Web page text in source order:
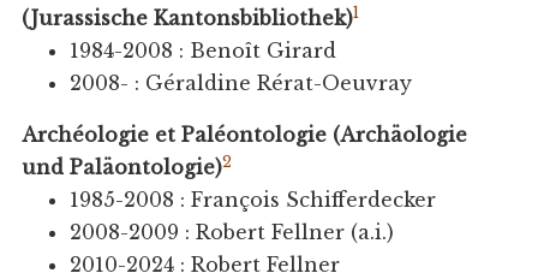
(Jurassische Kantonsbibliothek)1
1984-2008 : Benoît Girard
2008- : Géraldine Rérat-Oeuvray
Archéologie et Paléontologie (Archäologie
und Paläontologie)2
1985-2008 : François Schifferdecker
2008-2009 : Robert Fellner (a.i.)
2010-2024 : Robert Fellner